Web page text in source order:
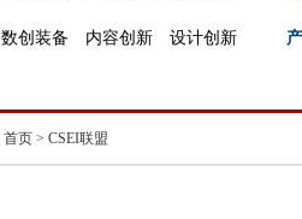
数创装备 内容创新 设计创新
首页 > CSEI联盟